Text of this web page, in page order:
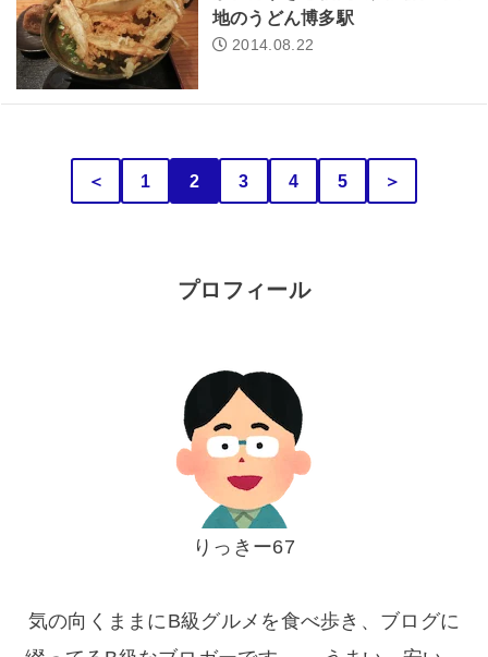
地のうどん博多駅
2014.08.22
＜ 1 2 3 4 5 ＞
プロフィール
りっきー67
気の向くままにB級グルメを食べ歩き、ブログに